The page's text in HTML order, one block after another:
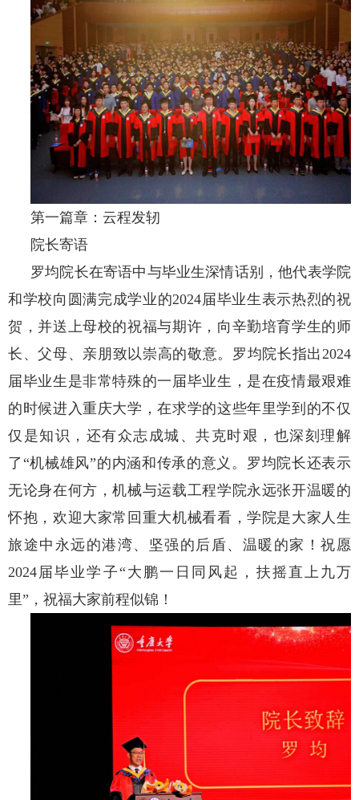
第一篇章：云程发轫
院长寄语
罗均院长在寄语中与毕业生深情话别，他代表学院
和学校向圆满完成学业的2024届毕业生表示热烈的祝
贺，并送上母校的祝福与期许，向辛勤培育学生的师
长、父母、亲朋致以崇高的敬意。罗均院长指出2024
届毕业生是非常特殊的一届毕业生，是在疫情最艰难
的时候进入重庆大学，在求学的这些年里学到的不仅
仅是知识，还有众志成城、共克时艰，也深刻理解
了“机械雄风”的内涵和传承的意义。罗均院长还表示
无论身在何方，机械与运载工程学院永远张开温暖的
怀抱，欢迎大家常回重大机械看看，学院是大家人生
旅途中永远的港湾、坚强的后盾、温暖的家！祝愿
2024届毕业学子“大鹏一日同风起，扶摇直上九万
里”，祝福大家前程似锦！